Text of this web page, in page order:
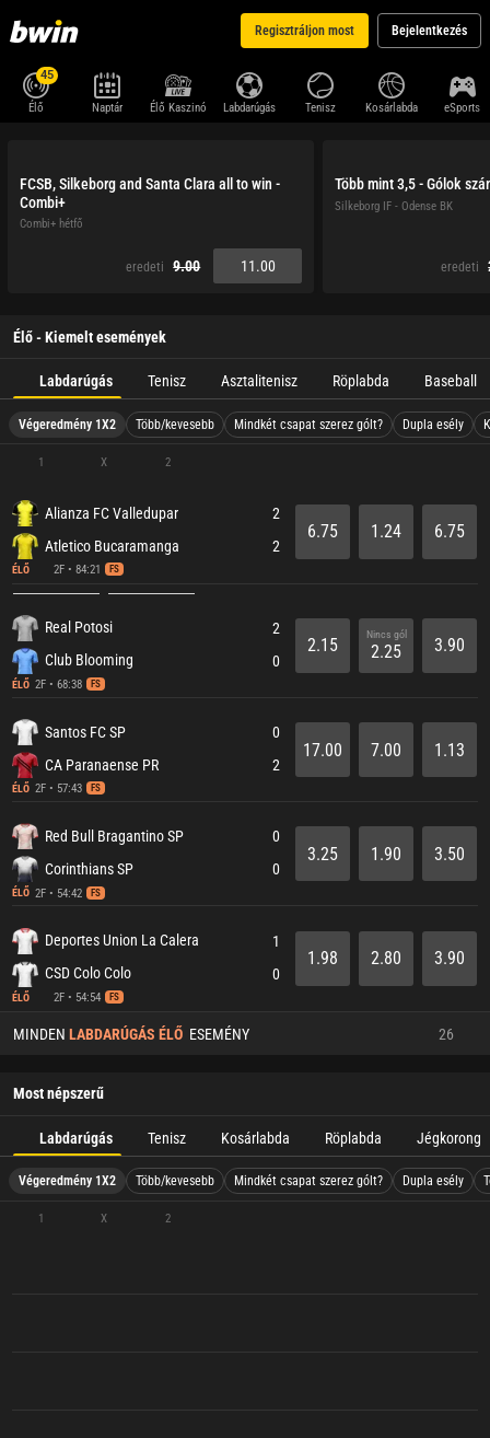
Regisztráljon most Bejelentkezés
45
Élő Naptár Élő Kaszinó Labdarúgás Tenisz Kosárlabda eSports
FCSB, Silkeborg and Santa Clara all to win -
Combi+
Combi+ hétfő
eredeti 9.00 11.00
Több mint 3,5 - Gólok
Silkeborg IF - Odense BK
eredeti
Élő - Kiemelt események
Labdarúgás Tenisz Asztalitenisz Röplabda Baseball
Végeredmény 1X2 Több/kevesebb Mindkét csapat szerez gólt? Dupla esély
1 X 2
Alianza FC Valledupar
Atletico Bucaramanga
ÉLŐ 2F • 84:21 FS
2
2
6.75 1.24 6.75
Real Potosi
Club Blooming
ÉLŐ 2F • 68:38 FS
2
0
2.15
Nincs gól
2.25 3.90
Santos FC SP
CA Paranaense PR
ÉLŐ 2F • 57:43 FS
0
2
17.00 7.00 1.13
Red Bull Bragantino SP
Corinthians SP
ÉLŐ 2F • 54:42 FS
0
0
3.25 1.90 3.50
Deportes Union La Calera
CSD Colo Colo
ÉLŐ 2F • 54:54 FS
1
0
1.98 2.80 3.90
MINDEN LABDARÚGÁS ÉLŐ ESEMÉNY 26
Most népszerű
Labdarúgás Tenisz Kosárlabda Röplabda Jégkorong
Végeredmény 1X2 Több/kevesebb Mindkét csapat szerez gólt? Dupla esély
1 X 2